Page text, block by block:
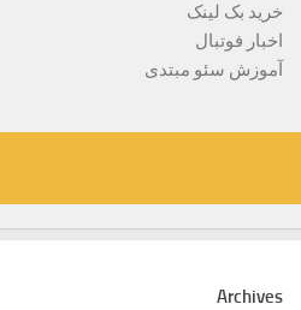
خرید بک لینک
اخبار فوتبال
آموزش سئو مبتدی
Archives